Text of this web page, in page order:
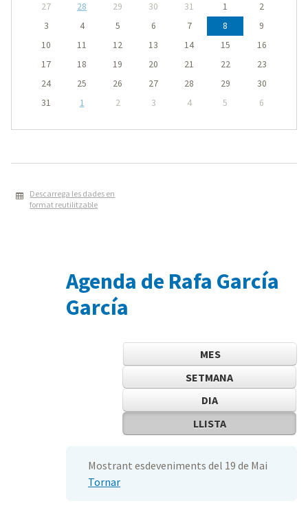
27
28 29 30 31 1
2
3
4 5 6 7 8
9
10
11 12 13 14 15
16
17
18 19 20 21 22
23
24
25 26 27 28 29
30
31
1 2 3 4 5 6
Descarrega les dades en
format reutilitzable
Agenda de Rafa García
García
MES
SETMANA
DIA
LLISTA
Mostrant esdeveniments del 19 de Mai
Tornar